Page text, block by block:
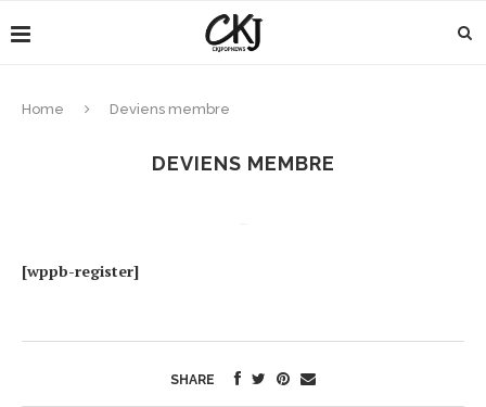
Home Deviens membre
DEVIENS MEMBRE
[wppb-register]
SHARE